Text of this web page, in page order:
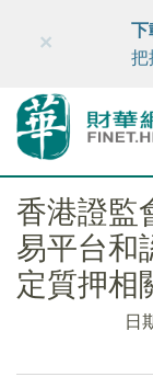
財華智庫網
×
下
把
香港證監
易平台和
定質押相
日